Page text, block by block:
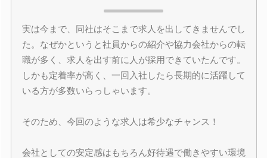
実は今まで、同社はそこまで求人を出してきませんでし
た。なぜかというと社員からの紹介や協力会社からの転
職が多く、求人を出す前に人が採用できていたんです。
しかも定着率が高く、一回入社したら長期的に活躍して
いる方が多数いらっしゃいます。
そのため、今回のような求人は希少なチャンス！
会社としての安定感はもちろん好待遇で働きやすい環境